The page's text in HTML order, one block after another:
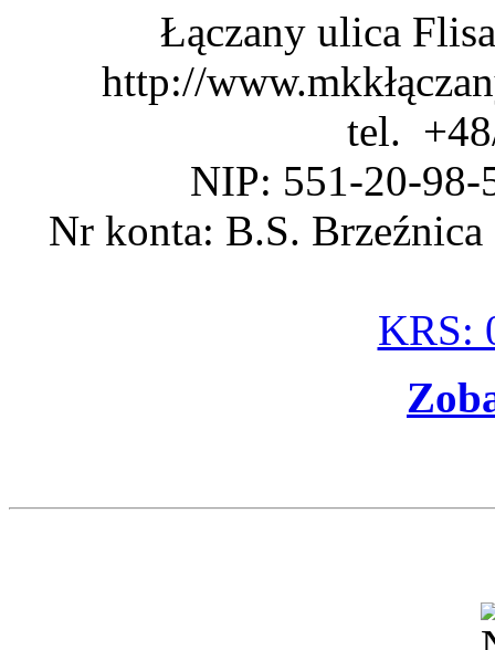
Łączany ulica
http://
tel.
NIP: 551-20-98-
Nr konta: B.S.
KRS: